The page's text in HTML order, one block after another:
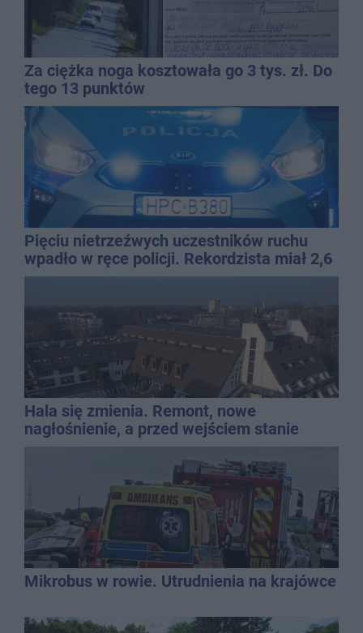
Za ciężka noga kosztowała go 3 tys. zł. Do
tego 13 punktów
Pięciu nietrzeźwych uczestników ruchu
wpadło w ręce policji. Rekordzista miał 2,6
promila
Hala się zmienia. Remont, nowe
nagłośnienie, a przed wejściem stanie
QEMETICA ARENA
Mikrobus w rowie. Utrudnienia na krajówce